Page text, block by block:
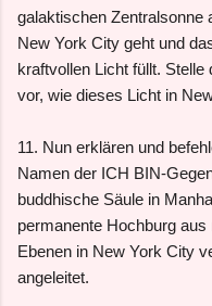
galaktischen Zentralsonne
New York City geht und
kraftvollen Licht füllt.
vor, wie dieses Licht in
11. Nun erklären und
Namen der ICH BIN-
buddhische Säule in
permanente Hochburg
Ebenen in New York City
angeleitet.